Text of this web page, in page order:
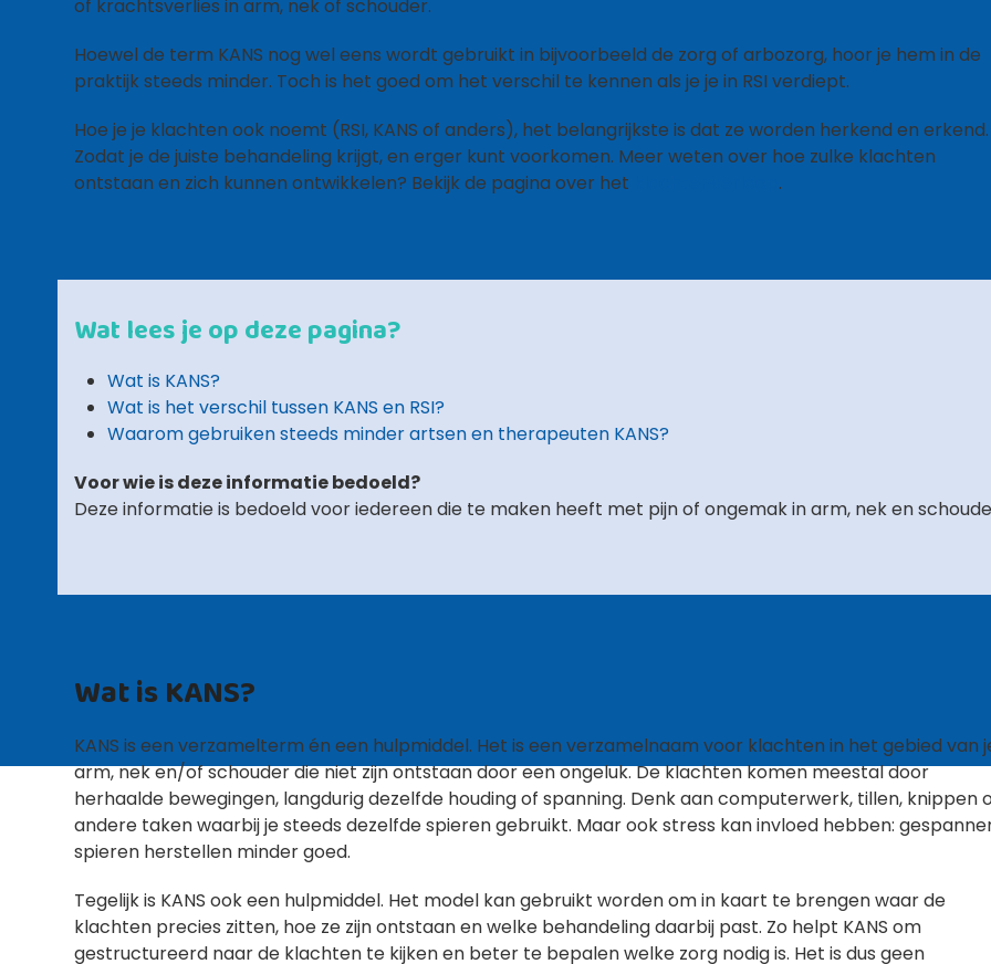
of krachtsverlies in arm, nek of schouder.
Hoewel de term KANS nog wel eens wordt gebruikt in bijvoorbeeld de zorg of arbozorg, hoor je hem in de
praktijk steeds minder. Toch is het goed om het verschil te kennen als je je in RSI verdiept.
Hoe je je klachten ook noemt (RSI, KANS of anders), het belangrijkste is dat ze worden herkend en erkend.
Zodat je de juiste behandeling krijgt, en erger kunt voorkomen. Meer weten over hoe zulke klachten
ontstaan en zich kunnen ontwikkelen? Bekijk de pagina over het
.
Wat lees je op deze pagina?
Wat is KANS?
Wat is het verschil tussen KANS en RSI?
Waarom gebruiken steeds minder artsen en therapeuten KANS?
Voor wie is deze informatie bedoeld?
Deze informatie is bedoeld voor iedereen die te maken heeft met pijn of ongemak in arm, nek en
Wat is KANS?
KANS is een verzamelterm én een hulpmiddel. Het is een verzamelnaam voor klachten in het gebied van
arm, nek en/of schouder die niet zijn ontstaan door een ongeluk. De klachten komen meestal door
herhaalde bewegingen, langdurig dezelfde houding of spanning. Denk aan computerwerk, tillen, knippen
andere taken waarbij je steeds dezelfde spieren gebruikt. Maar ook stress kan invloed hebben:
spieren herstellen minder goed.
Tegelijk is KANS ook een hulpmiddel. Het model kan gebruikt worden om in kaart te brengen waar de
klachten precies zitten, hoe ze zijn ontstaan en welke behandeling daarbij past. Zo helpt KANS om
gestructureerd naar de klachten te kijken en beter te bepalen welke zorg nodig is. Het is dus geen